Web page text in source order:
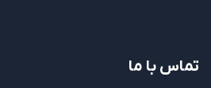
تماس با ما